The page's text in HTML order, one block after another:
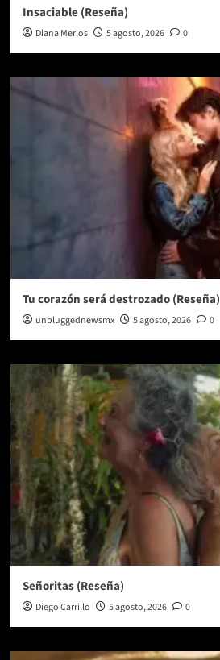
Insaciable (Reseña)
Diana Merlos 5 agosto, 2026 0
Tu corazón será destrozado (Reseña)
unpluggednewsmx 5 agosto, 2026 0
Señoritas (Reseña)
Diego Carrillo 5 agosto, 2026 0